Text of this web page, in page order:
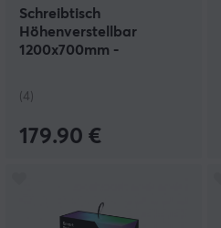
Schreibtisch
Höhenverstellbar
1200x700mm -
(4)
179.90 €